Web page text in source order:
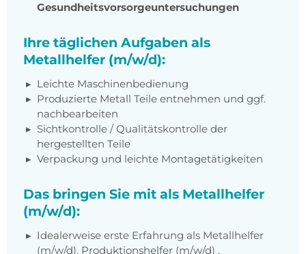
Gesundheitsvorsorgeuntersuchungen
Ihre täglichen Aufgaben als
Metallhelfer (m/w/d):
Leichte Maschinenbedienung
Produzierte Metall Teile entnehmen und ggf.
nachbearbeiten
Sichtkontrolle / Qualitätskontrolle der
hergestellten Teile
Verpackung und leichte Montagetätigkeiten
Das bringen Sie mit als Metallhelfer
(m/w/d):
Idealerweise erste Erfahrung als Metallhelfer
(m/w/d), Produktionshelfer (m/w/d) ,